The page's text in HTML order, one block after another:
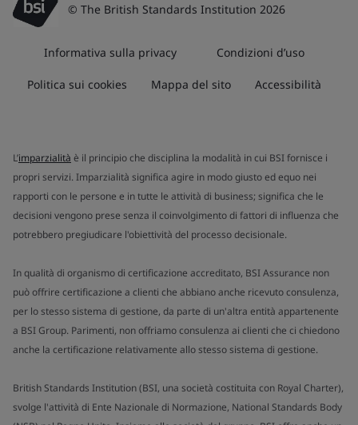
© The British Standards Institution 2026
Informativa sulla privacy Condizioni d’uso
Politica sui cookies Mappa del sito Accessibilità
L’imparzialità è il principio che disciplina la modalità in cui BSI fornisce i
propri servizi. Imparzialità significa agire in modo giusto ed equo nei
rapporti con le persone e in tutte le attività di business; significa che le
decisioni vengono prese senza il coinvolgimento di fattori di influenza che
potrebbero pregiudicare l'obiettività del processo decisionale.
In qualità di organismo di certificazione accreditato, BSI Assurance non
può offrire certificazione a clienti che abbiano anche ricevuto consulenza,
per lo stesso sistema di gestione, da parte di un'altra entità appartenente
a BSI Group. Parimenti, non offriamo consulenza ai clienti che ci chiedono
anche la certificazione relativamente allo stesso sistema di gestione.
British Standards Institution (BSI, una società costituita con Royal Charter),
svolge l'attività di Ente Nazionale di Normazione, National Standards Body